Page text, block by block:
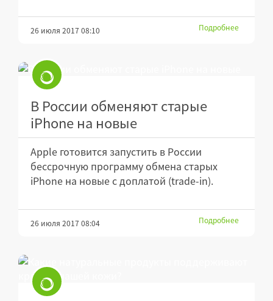
26 июля 2017 08:10 Подробнее
В России обменяют старые
iPhone на новые
Apple готовится запустить в России
бессрочную программу обмена старых
iPhone на новые с доплатой (trade-in).
26 июля 2017 08:04 Подробнее